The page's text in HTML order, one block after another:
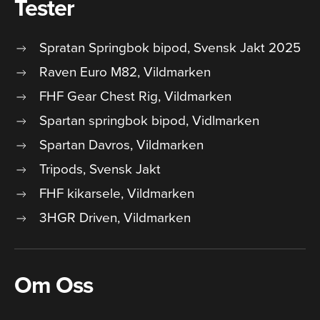
Tester
Spratan Springbok bipod, Svensk Jakt 2025
Raven Euro M82, Vildmarken
FHF Gear Chest Rig, Vildmarken
Spartan springbok bipod, Vidlmarken
Spartan Davros, Vildmarken
Tripods, Svensk Jakt
FHF kikarsele, Vildmarken
3HGR Driven, Vildmarken
Om Oss